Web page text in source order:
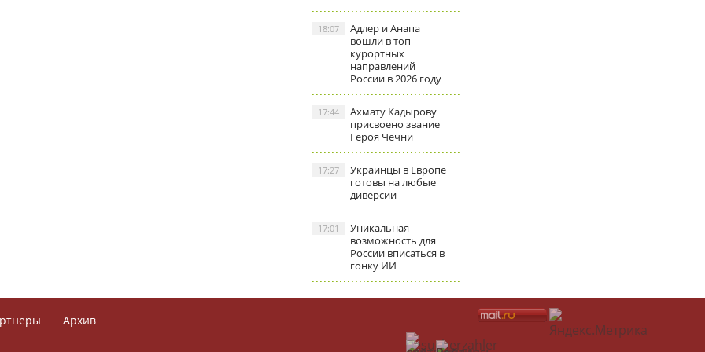
Адлер и Анапа
вошли в топ
курортных
направлений
России в 2026 году
18:07
Ахмату Кадырову
присвоено звание
Героя Чечни
17:44
Украинцы в Европе
готовы на любые
диверсии
17:27
Уникальная
возможность для
России вписаться в
гонку ИИ
17:01
Архив